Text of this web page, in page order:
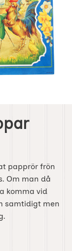
papprör frön
Om man då
komma vid
samtidigt men